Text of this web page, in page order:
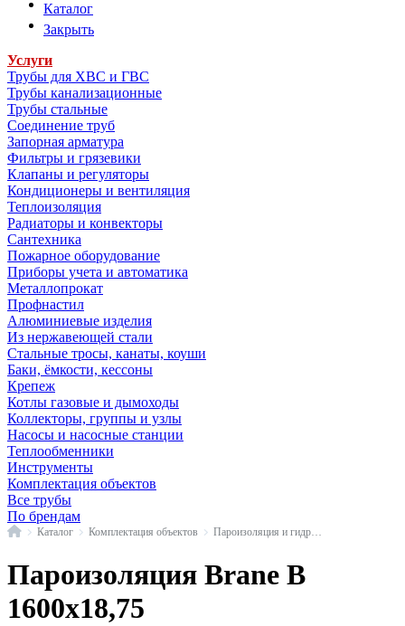
Каталог
Закрыть
Услуги
Трубы для ХВС и ГВС
Трубы канализационные
Трубы стальные
Соединение труб
Запорная арматура
Фильтры и грязевики
Клапаны и регуляторы
Кондиционеры и вентиляция
Теплоизоляция
Радиаторы и конвекторы
Сантехника
Пожарное оборудование
Приборы учета и автоматика
Металлопрокат
Профнастил
Алюминиевые изделия
Из нержавеющей стали
Стальные тросы, канаты, коуши
Баки, ёмкости, кессоны
Крепеж
Котлы газовые и дымоходы
Коллекторы, группы и узлы
Насосы и насосные станции
Теплообменники
Инструменты
Комплектация объектов
Все трубы
По брендам
ГлавнаяКаталог Комплектация объектов
Пароизоляция Brane В
1600х18,75